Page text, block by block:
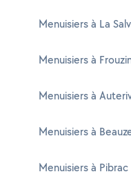
Menuisiers à La
Menuisiers à
Menuisiers à
Menuisiers à
Menuisiers à Pibrac